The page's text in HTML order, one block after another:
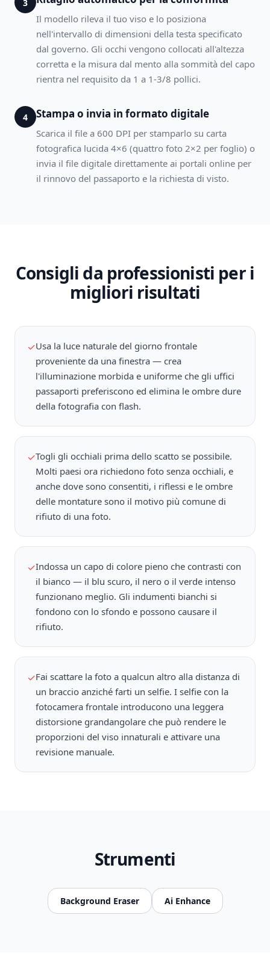
3
Il modello rileva il tuo viso e lo posiziona
nell'intervallo di dimensioni della testa specificato
dal governo. Gli occhi vengono collocati all'altezza
corretta e la misura dal mento alla sommità del capo
rientra nel requisito da 1 a 1-3/8 pollici.
4 Stampa o invia in formato digitale
Scarica il file a 600 DPI per stamparlo su carta
fotografica lucida 4×6 (quattro foto 2×2 per foglio) o
invia il file digitale direttamente ai portali online per
il rinnovo del passaporto e la richiesta di visto.
Consigli da professionisti per i
migliori risultati
✓Usa la luce naturale del giorno frontale
proveniente da una finestra — crea
l'illuminazione morbida e uniforme che gli uffici
passaporti preferiscono ed elimina le ombre dure
della fotografia con flash.
✓Togli gli occhiali prima dello scatto se possibile.
Molti paesi ora richiedono foto senza occhiali, e
anche dove sono consentiti, i riflessi e le ombre
delle montature sono il motivo più comune di
rifiuto di una foto.
✓Indossa un capo di colore pieno che contrasti con
il bianco — il blu scuro, il nero o il verde intenso
funzionano meglio. Gli indumenti bianchi si
fondono con lo sfondo e possono causare il
rifiuto.
✓Fai scattare la foto a qualcun altro alla distanza di
un braccio anziché farti un selfie. I selfie con la
fotocamera frontale introducono una leggera
distorsione grandangolare che può rendere le
proporzioni del viso innaturali e attivare una
revisione manuale.
Strumenti
Background Eraser Ai Enhance